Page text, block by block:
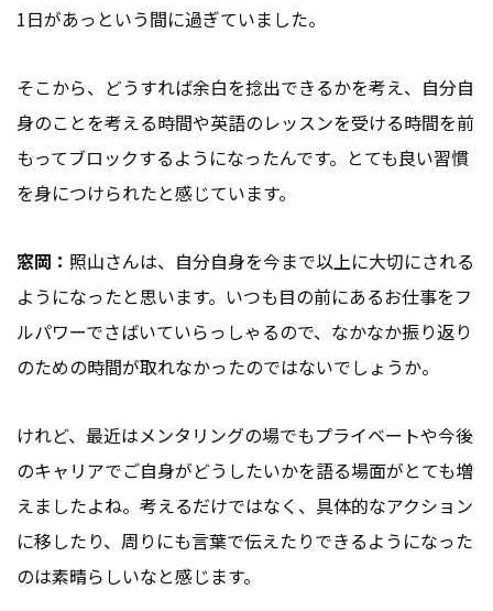
1日があっという間に過ぎていました。
そこから、どうすれば余白を捻出できるかを考え、自分自
身のことを考える時間や英語のレッスンを受ける時間を前
もってブロックするようになったんです。とても良い習慣
を身につけられたと感じています。
窓岡： 照山さんは、自分自身を今まで以上に大切にされる
ようになったと思います。いつも目の前にあるお仕事をフ
ルパワーでさばいていらっしゃるので、なかなか振り返り
のための時間が取れなかったのではないでしょうか。
けれど、最近はメンタリングの場でもプライベートや今後
のキャリアでご自身がどうしたいかを語る場面がとても増
えましたよね。考えるだけではなく、具体的なアクション
に移したり、周りにも言葉で伝えたりできるようになった
のは素晴らしいなと感じます。